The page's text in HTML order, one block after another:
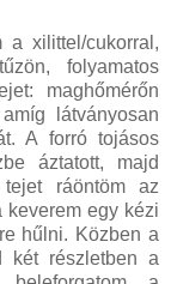
a xilittel/cukorral,
folyamatos
maghőmérőn
látványosan
A forró tojásos
áztatott, majd
tejet ráöntöm az
keverem egy kézi
hűlni. Közben a
két részletben a